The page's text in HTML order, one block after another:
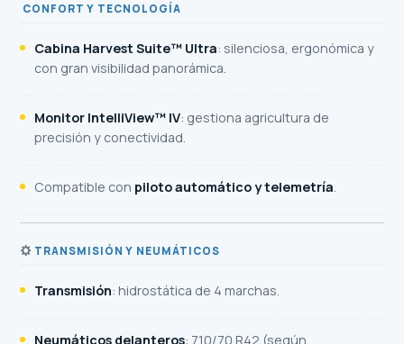
‍ CONFORT Y TECNOLOGÍA
Cabina Harvest Suite™ Ultra: silenciosa, ergonómica y
con gran visibilidad panorámica.
Monitor IntelliView™ IV: gestiona agricultura de
precisión y conectividad.
Compatible con piloto automático y telemetría.
TRANSMISIÓN Y NEUMÁTICOS
Transmisión: hidrostática de 4 marchas.
Neumáticos delanteros: 710/70 R42 (según